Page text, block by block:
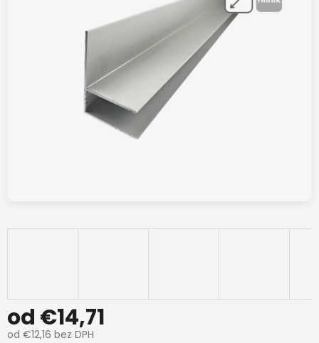
od €14,71
od €12,16 bez DPH